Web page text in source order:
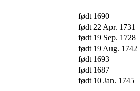
født 1690
født 22 Apr. 1731
født 19 Sep. 1728
født 19 Aug. 1742
født 1693
født 1687
født 10 Jan. 1745